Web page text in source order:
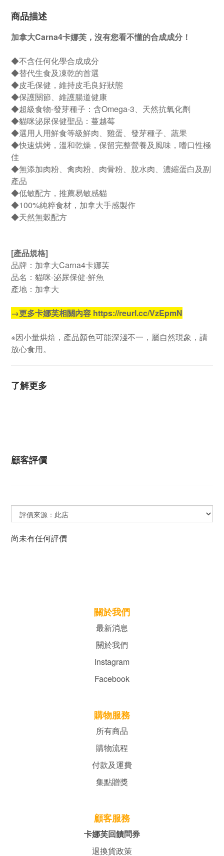
商品描述
加拿大Carna4卡娜芙，沒有您看不懂的合成成分！
◆不含任何化學合成成分
◆替代生食及凍乾的首選
◆皮毛保健，維持皮毛良好狀態
◆保護關節、維護腸道健康
◆超級食物-發芽種子：含Omega-3、天然抗氧化劑
◆貓咪泌尿保健聖品：蔓越莓
◆選用人用鮮食等級鮮肉、雞蛋、發芽種子、蔬果
◆快速烘烤，溫和乾燥，保留完整營養及風味，嗜口性極
佳
◆無添加肉粉、禽肉粉、肉骨粉、脫水肉、濃縮蛋白及副
產品
◆低敏配方，推薦易敏感貓
◆100%純粹食材，加拿大手感製作
◆天然無穀配方
[產品規格]
品牌：加拿大Carna4卡娜芙
品名：貓咪-泌尿保健-鮮魚
產地：加拿大
→更多卡娜芙相關內容 https://reurl.cc/VzEpmN
※因小量烘焙，產品顏色可能深淺不一，屬自然現象，請
放心食用。
了解更多
顧客評價
尚未有任何評價
關於我們
最新消息
關於我們
Instagram
Facebook
購物服務
所有商品
購物流程
付款及運費
集點贈獎
顧客服務
卡娜芙回饋問券
退換貨政策